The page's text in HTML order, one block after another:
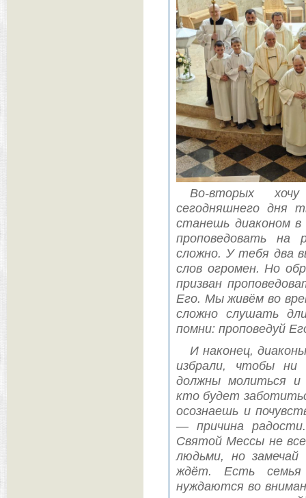
Во-вторых
сегодняшнего дня
станешь диаконом
проповедовать
сложно. У тебя два
слов огромен. Но
призван
Его. Мы живём во
сложно слушать
помни: проповедуй
И наконец,
избрали, чтобы
должны молиться и
кто будет
осознаешь и
— причина
Святой Мессы не
людьми, но
ждёт. Есть семья
нуждаются во